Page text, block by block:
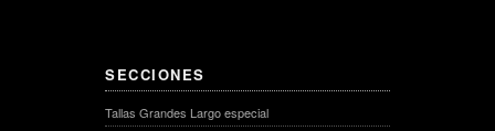
SECCIONES
Tallas Grandes Largo especial